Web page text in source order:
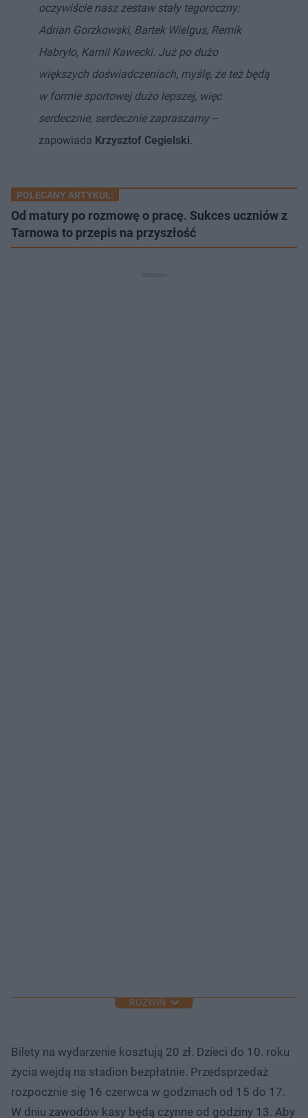
oczywiście nasz zestaw stały tegoroczny:
Adrian Gorzkowski, Bartek Wielgus, Remik
Habryło, Kamil Kawecki. Już po dużo
większych doświadczeniach, myślę, że też będą
w formie sportowej dużo lepszej, więc
serdecznie, serdecznie zapraszamy–
zapowiada Krzysztof Cegielski.
POLECANY ARTYKUŁ:
Od matury po rozmowę o pracę. Sukces uczniów z
Tarnowa to przepis na przyszłość
ROZWIŃ
Bilety na wydarzenie kosztują 20 zł. Dzieci do 10. roku
życia wejdą na stadion bezpłatnie. Przedsprzedaż
rozpocznie się 16 czerwca w godzinach od 15 do 17.
W dniu zawodów kasy będą czynne od godziny 13. Aby